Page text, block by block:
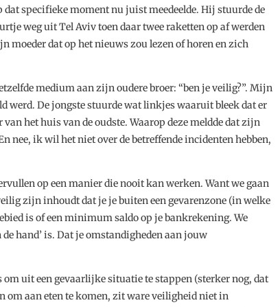
specifieke moment nu juist meedeelde. Hij stuurde de
weg uit Tel Aviv toen daar twee raketten op af werden
moeder dat op het nieuws zou lezen of horen en zich
medium aan zijn oudere broer: “ben je veilig?”. Mijn
werd. De jongste stuurde wat linkjes waaruit bleek dat er
het huis van de oudste. Waarop deze meldde dat zijn
nee, ik wil het niet over de betreffende incidenten hebben,
op een manier die nooit kan werken. Want we gaan
zijn inhoudt dat je je buiten een gevarenzone (in welke
is of een minimum saldo op je bankrekening. We
hand’ is. Dat je omstandigheden aan jouw
uit een gevaarlijke situatie te stappen (sterker nog, dat
aan eten te komen, zit ware veiligheid niet in